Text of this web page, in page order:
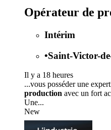
Opérateur de
Intérim
•Saint-Victor-
Il y a 18 heures
...vous posséder une
production avec un fort
Une...
New